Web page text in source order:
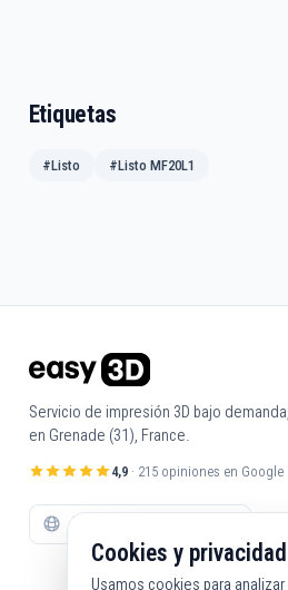
Etiquetas
#Listo #Listo MF20L1
Servicio de impresión 3D bajo demanda,
en Grenade (31), France.
4,9· 215 opiniones en Google
Cookies y privacidad
Usamos cookies para